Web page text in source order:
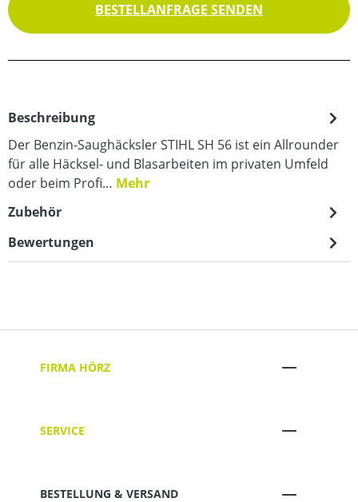
BESTELLANFRAGE SENDEN
Beschreibung
Der Benzin-Saughäcksler STIHL SH 56 ist ein Allrounder
für alle Häcksel- und Blasarbeiten im privaten Umfeld
oder beim Profi… Mehr
Zubehör
Bewertungen
FIRMA HÖRZ
SERVICE
BESTELLUNG & VERSAND